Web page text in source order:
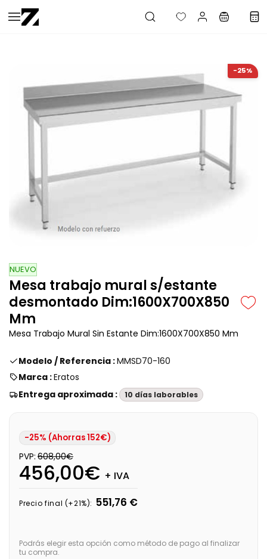
Saltar al
contenido
-25%
NUEVO
Mesa trabajo mural s/estante
desmontado Dim:1600X700X850
Mm
Mesa Trabajo Mural Sin Estante Dim:1600X700X850 Mm
Modelo / Referencia :MMSD70-160
Marca :Eratos
Entrega aproximada :
10 días laborables
-25% (Ahorras 152€)
PVP: 608,00€
456,00€ + IVA
Precio final (+21%): 551,76 €
Podrás elegir esta opción como método de pago al finalizar
tu compra.